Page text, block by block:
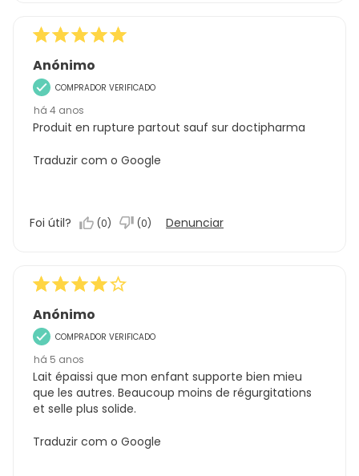
Anónimo
COMPRADOR VERIFICADO
há 4 anos
Produit en rupture partout sauf sur doctipharma
Traduzir com o Google
Foi útil? (0) (0) Denunciar
Anónimo
COMPRADOR VERIFICADO
há 5 anos
Lait épaissi que mon enfant supporte bien mieu
que les autres. Beaucoup moins de régurgitations
et selle plus solide.
Traduzir com o Google